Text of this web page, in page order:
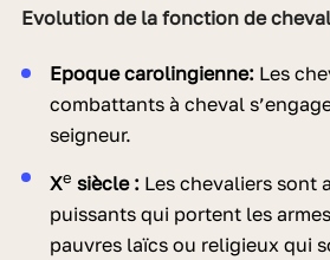
Evolution de la fonction de
Epoque carolingienne:Les
combattants à cheval
seigneur.
Xe siècle :Les chevaliers sont
puissants qui portent les
pauvres laïcs ou religieux qui